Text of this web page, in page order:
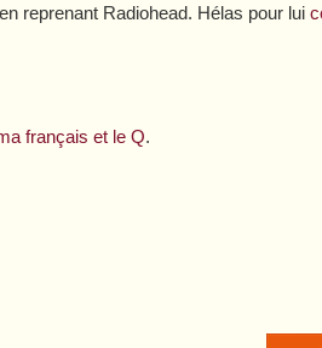
reprenant Radiohead. Hélas pour lui
français et le Q.